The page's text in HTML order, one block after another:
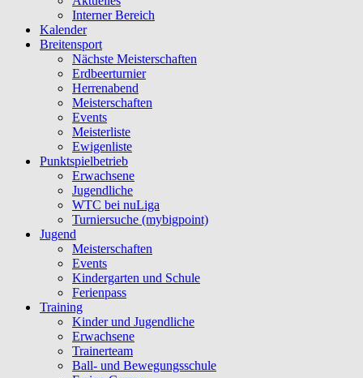
Interner Bereich
Kalender
Breitensport
Nächste Meisterschaften
Erdbeerturnier
Herrenabend
Meisterschaften
Events
Meisterliste
Ewigenliste
Punktspielbetrieb
Erwachsene
Jugendliche
WTC bei nuLiga
Turniersuche (mybigpoint)
Jugend
Meisterschaften
Events
Kindergarten und Schule
Ferienpass
Training
Kinder und Jugendliche
Erwachsene
Trainerteam
Ball- und Bewegungsschule